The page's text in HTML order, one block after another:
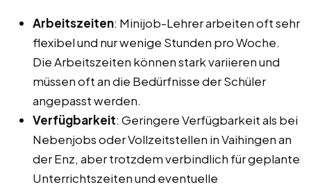
Arbeitszeiten: Minijob-Lehrer arbeiten oft sehr
flexibel und nur wenige Stunden pro Woche.
Die Arbeitszeiten können stark variieren und
müssen oft an die Bedürfnisse der Schüler
angepasst werden.
Verfügbarkeit: Geringere Verfügbarkeit als bei
Nebenjobs oder Vollzeitstellen in Vaihingen an
der Enz, aber trotzdem verbindlich für geplante
Unterrichtszeiten und eventuelle